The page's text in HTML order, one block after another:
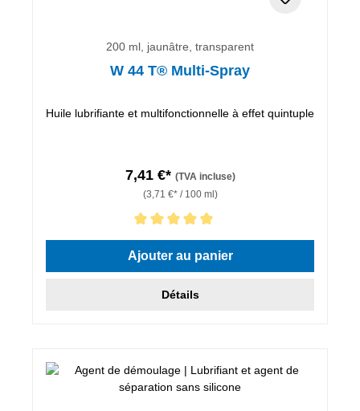
200 ml, jaunâtre, transparent
W 44 T® Multi-Spray
Huile lubrifiante et multifonctionnelle à effet quintuple
7,41 €* (TVA incluse)
(3,71 €* / 100 ml)
Note moyenne de 5 sur 5 étoiles
Ajouter au panier
Détails